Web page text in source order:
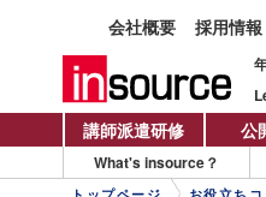
会社概要 採用情報
講師派遣研修
公
What's insource？